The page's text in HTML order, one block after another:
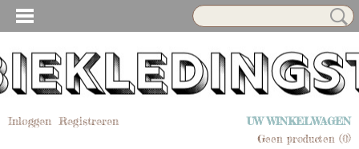
Inloggen Registreren
UW WINKELWAGEN
Geen producten (0)